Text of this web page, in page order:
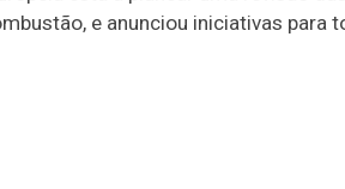
e anunciou iniciativas para